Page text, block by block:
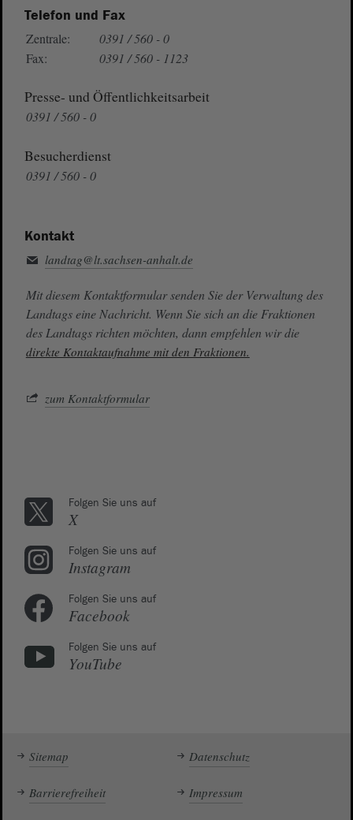
Telefon und Fax
Zentrale:
0391 / 560 - 0
Fax:
0391 / 560 - 1123
Presse- und Öffentlichkeitsarbeit
0391 / 560 - 0
Besucherdienst
0391 / 560 - 0
Kontakt
landtag@lt.sachsen-anhalt.de
Mit diesem Kontaktformular senden Sie der Verwaltung des
Landtags eine Nachricht. Wenn Sie sich an die Fraktionen
des Landtags richten möchten, dann empfehlen wir die
direkte Kontaktaufnahme mit den Fraktionen.
zum Kontaktformular
Folgen Sie uns auf
X
Folgen Sie uns auf
Instagram
Folgen Sie uns auf
Facebook
Folgen Sie uns auf
YouTube
Sitemap Datenschutz
Barrierefreiheit Impressum